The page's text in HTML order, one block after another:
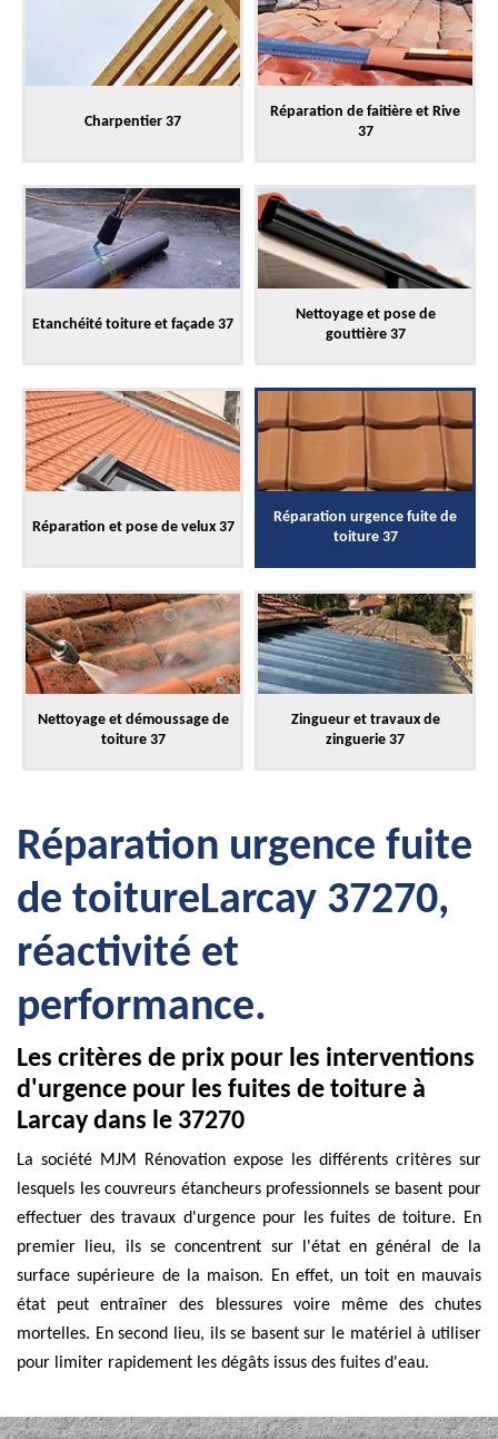
Charpentier 37
Réparation de faitière et Rive
37
Etanchéité toiture et façade 37
Nettoyage et pose de
gouttière 37
Réparation et pose de velux 37
Réparation urgence fuite de
toiture 37
Nettoyage et démoussage de
toiture 37
Zingueur et travaux de
zinguerie 37
Réparation urgence fuite
de toitureLarcay 37270,
réactivité et
performance.
Les critères de prix pour les interventions
d'urgence pour les fuites de toiture à
Larcay dans le 37270
La société MJM Rénovation expose les différents critères sur
lesquels les couvreurs étancheurs professionnels se basent pour
effectuer des travaux d'urgence pour les fuites de toiture. En
premier lieu, ils se concentrent sur l'état en général de la
surface supérieure de la maison. En effet, un toit en mauvais
état peut entraîner des blessures voire même des chutes
mortelles. En second lieu, ils se basent sur le matériel à utiliser
pour limiter rapidement les dégâts issus des fuites d'eau.